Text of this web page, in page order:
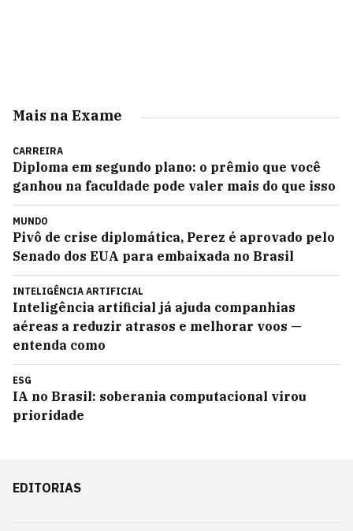
Mais na Exame
CARREIRA
Diploma em segundo plano: o prêmio que você
ganhou na faculdade pode valer mais do que isso
MUNDO
Pivô de crise diplomática, Perez é aprovado pelo
Senado dos EUA para embaixada no Brasil
INTELIGÊNCIA ARTIFICIAL
Inteligência artificial já ajuda companhias
aéreas a reduzir atrasos e melhorar voos —
entenda como
ESG
IA no Brasil: soberania computacional virou
prioridade
EDITORIAS